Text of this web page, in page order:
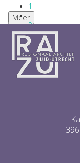
1
...
2
3
4
5
6
...
Meer